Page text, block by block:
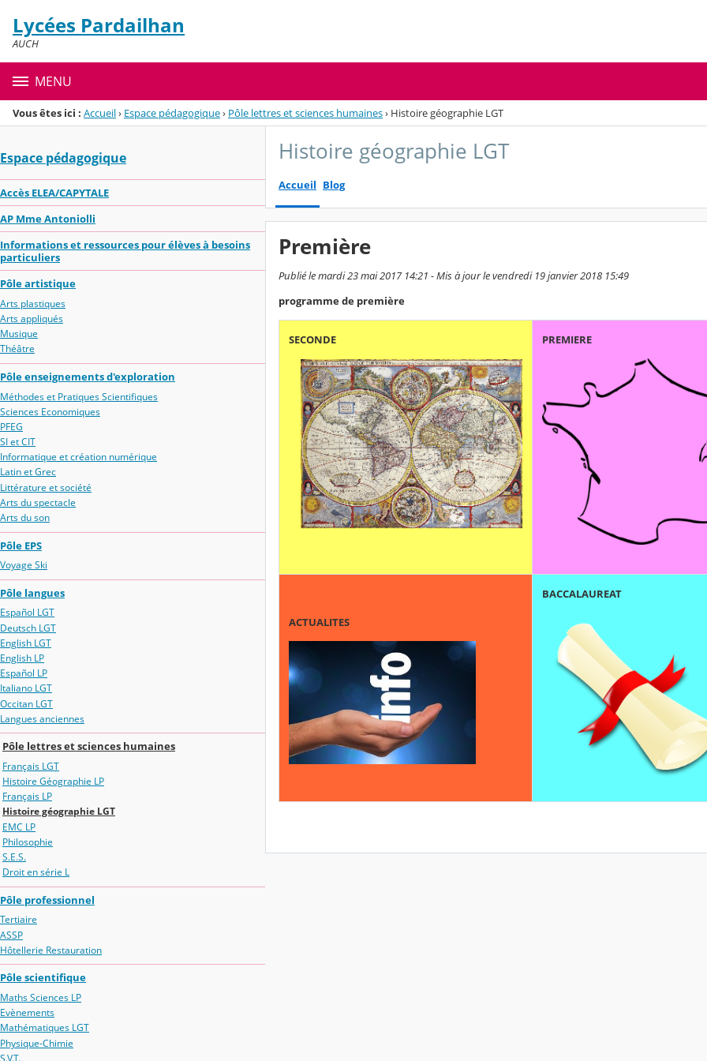
Menu de la rubrique
Contenu
Lycées Pardailhan
AUCH
MENU
Vous êtes ici : Accueil› Espace pédagogique› Pôle lettres et sciences humaines› Histoire géographie LGT
Espace pédagogique
Accès ELEA/CAPYTALE
AP Mme Antoniolli
Informations et ressources pour élèves à besoins
particuliers
Pôle artistique
Arts plastiques
Arts appliqués
Musique
Théâtre
Pôle enseignements d'exploration
Méthodes et Pratiques Scientifiques
Sciences Economiques
PFEG
SI et CIT
Informatique et création numérique
Latin et Grec
Littérature et société
Arts du spectacle
Arts du son
Pôle EPS
Voyage Ski
Pôle langues
Español LGT
Deutsch LGT
English LGT
English LP
Español LP
Italiano LGT
Occitan LGT
Langues anciennes
Pôle lettres et sciences humaines
Français LGT
Histoire Géographie LP
Français LP
Histoire géographie LGT
EMC LP
Philosophie
S.E.S.
Droit en série L
Pôle professionnel
Tertiaire
ASSP
Hôtellerie Restauration
Pôle scientifique
Maths Sciences LP
Evènements
Mathématiques LGT
Physique-Chimie
S.V.T.
Histoire géographie LGT
Accueil Blog
Première
Publié le mardi 23 mai 2017 14:21 - Mis à jour le vendredi 19 janvier 2018 15:49
programme de première
SECONDE PREMIERE
ACTUALITES
BACCALAUREAT